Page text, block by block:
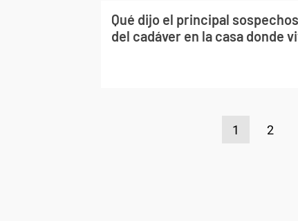
Qué dijo el principal
del cadáver en la casa donde
1 2